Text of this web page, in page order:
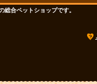
総合ペットショップです。